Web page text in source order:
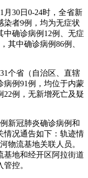
月30日0-24时，全省新
染者9例，均为无症状
中确诊病例12例、无症
其中确诊病例86例、
个省（自治区、直辖
病例91例，均位于内蒙
例，无新增死亡及疑
新冠肺炎确诊病例和
情况通告如下：轨迹情
物流基地关联人员。
基地和经开区阿拉街道
控。